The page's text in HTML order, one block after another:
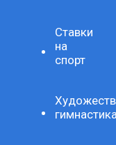
Ставки
на
спорт